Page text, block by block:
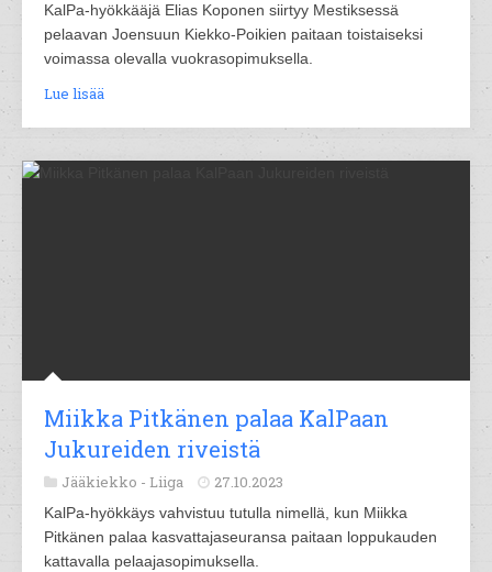
KalPa-hyökkääjä Elias Koponen siirtyy Mestiksessä
pelaavan Joensuun Kiekko-Poikien paitaan toistaiseksi
voimassa olevalla vuokrasopimuksella.
Lue lisää
Miikka Pitkänen palaa KalPaan
Jukureiden riveistä
Jääkiekko - Liiga 27.10.2023
KalPa-hyökkäys vahvistuu tutulla nimellä, kun Miikka
Pitkänen palaa kasvattajaseuransa paitaan loppukauden
kattavalla pelaajasopimuksella.